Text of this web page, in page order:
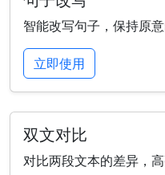
智能改写句子，保持原意
立即使用
双文对比
对比两段文本的差异，高